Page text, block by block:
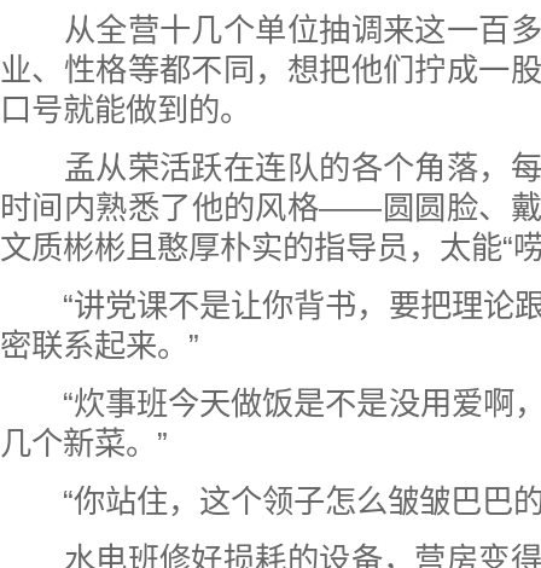
从全营十几个单位抽调来这一百多
业、性格等都不同，想把他们拧成一
口号就能做到的。
孟从荣活跃在连队的各个角落，每
时间内熟悉了他的风格——圆圆脸、
文质彬彬且憨厚朴实的指导员，太能“
“讲党课不是让你背书，要把理论
密联系起来。”
“炊事班今天做饭是不是没用爱啊
几个新菜。”
“你站住，这个领子怎么皱皱巴巴的
水电班修好损耗的设备，营房变得